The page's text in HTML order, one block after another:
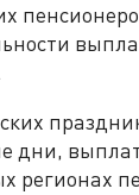
дни,
регионах